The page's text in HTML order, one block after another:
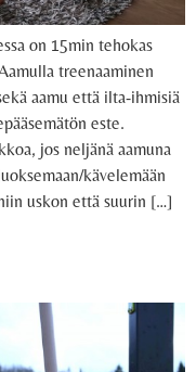
on 15min tehokas
treenaaminen
aamu että ilta-ihmisiä
este.
jos neljänä aamuna
kävelemään
uskon että suurin […]